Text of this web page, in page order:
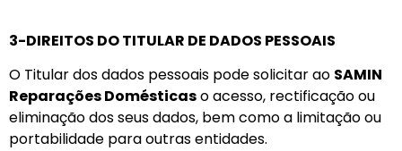
3-DIREITOS DO TITULAR DE DADOS PESSOAIS
O Titular dos dados pessoais pode solicitar ao SAMIN
Reparações Domésticaso acesso, rectificação ou
eliminação dos seus dados, bem como a limitação ou
portabilidade para outras entidades.